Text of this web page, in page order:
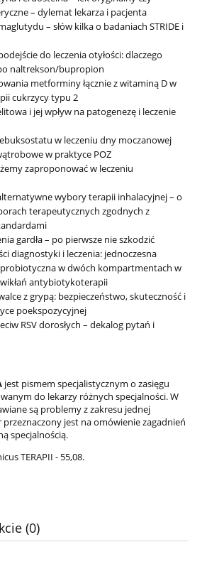
– dylemat lekarza i pacjenta
– słów kilka o badaniach STRIDE i
do leczenia otyłości: dlaczego
naltrekson/bupropion
metforminy łącznie z witaminą D w
cukrzycy typu 2
i jej wpływ na patogenezę i leczenie
w leczeniu dny moczanowej
w praktyce POZ
zaproponować w leczeniu
wybory terapii inhalacyjnej – o
terapeutycznych zgodnych z
gardła – po pierwsze nie szkodzić
diagnostyki i leczenia: jednoczesna
w dwóch kompartmentach w
antybiotykoterapii
z grypą: bezpieczeństwo, skuteczność i
poekspozycyjnej
RSV dorosłych – dekalog pytań i
jest pismem specjalistycznym o zasięgu
do lekarzy różnych specjalności. W
są problemy z zakresu jednej
przeznaczony jest na omówienie zagadnień
specjalnością.
TERAPII - 55,08.
(0)